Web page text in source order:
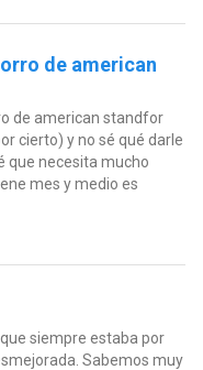
de american
de american standfor
cierto) y no sé qué darle
que necesita mucho
mes y medio es
siempre estaba por
Sabemos muy